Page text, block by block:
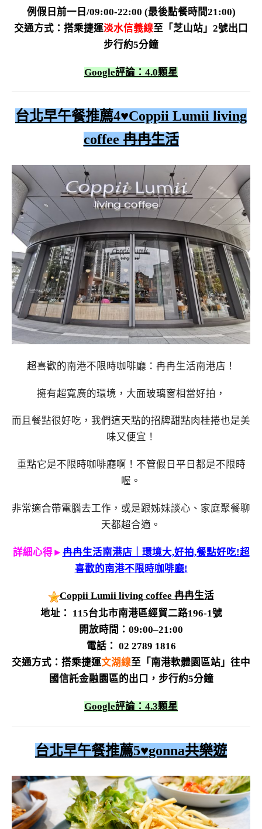
例假日前一日/09:00-22:00 (最後點餐時間21:00)
交通方式： 搭乘捷運淡水信義線至「芝山站」2號出口
步行約5分鐘
Google評論：4.0顆星
台北早午餐推薦4♥Coppii Lumii living
coffee 冉冉生活
超喜歡的南港不限時咖啡廳：冉冉生活南港店！
擁有超寬廣的環境，大面玻璃窗相當好拍，
而且餐點很好吃，我們這天點的招牌甜點肉桂捲也是美
味又便宜！
重點它是不限時咖啡廳啊！不管假日平日都是不限時
喔。
非常適合帶電腦去工作，或是跟姊妹談心、家庭聚餐聊
天都超合適。
詳細心得► 冉冉生活南港店｜環境大,好拍,餐點好吃!超
喜歡的南港不限時咖啡廳!
Coppii Lumii living coffee 冉冉生活
地址： 115台北市南港區經貿二路196-1號
開放時間：09:00–21:00
電話： 02 2789 1816
交通方式： 搭乘捷運文湖線至「南港軟體園區站」往中
國信託金融園區的出口，步行約5分鐘
Google評論：4.3顆星
台北早午餐推薦5♥gonna共樂遊